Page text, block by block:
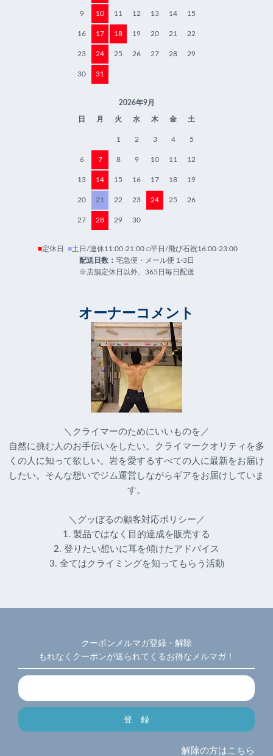
9 10 11 12 13 14 15
16 17 18 19 20 21 22
23 24 25 26 27 28 29
30 31
2026年9月
日 月 火 水 木 金 土
1 2 3 4 5
6 7 8 9 10 11 12
13 14 15 16 17 18 19
20 21 22 23 24 25 26
27 28 29 30
■定休日 ■土日/連休11:00-21:00 □平日/飛び石祝16:00-23:00
配送日数： 宅急便・メール便 1-3日
※店舗定休日以外、365日毎日配送
オーナーコメント
＼クライマーのためにいいものを／
自然に挑む人のお手伝いをしたい。クライマークオリティを多
くの人に知って欲しい。岩を愛するすべての人に最新をお届け
したい。そんな想いでジム運営しながらギアをお届けしていま
す。
＼グッぼるの顧客対応ポリシー／
1. 製品ではなく目的達成を販売する
2. 登りたい想いに耳を傾けたアドバイス
3. 全てはクライミングを知ってもらう活動
クーポンメルマガ登録・解除
もれなくクーポンが送られてくるお得なメルマガ！
解除の方はこちら